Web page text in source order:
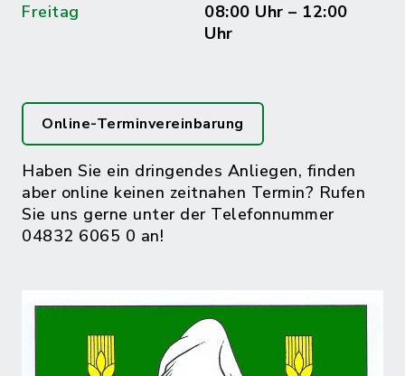
Freitag
08:00 Uhr – 12:00
Uhr
Online-Terminvereinbarung
Haben Sie ein dringendes Anliegen, finden
aber online keinen zeitnahen Termin? Rufen
Sie uns gerne unter der Telefonnummer
04832 6065 0 an!